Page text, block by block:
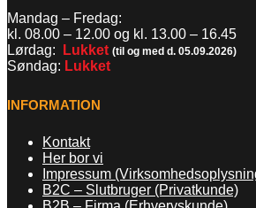
Mandag – Fredag:
kl. 08.00 – 12.00 og kl. 13.00 – 16.45
Lørdag:
Lukket (til og med d. 05.09.2026)
Søndag: Lukket
INFORMATION
Kontakt
Her bor vi
Impressum
B2C – Slutbruger (Privatkunde)